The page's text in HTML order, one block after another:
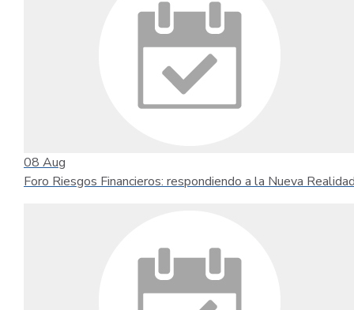
08 Aug
Foro Riesgos Financieros: respondiendo a la Nueva